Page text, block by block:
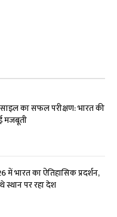
का सफल परीक्षण: भारत की
मजबूती
भारत का ऐतिहासिक प्रदर्शन,
पर रहा देश